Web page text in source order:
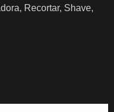
, Recortar, Shave,